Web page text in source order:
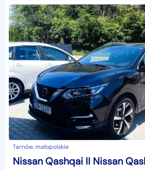
Tarnów, małopolskie
Nissan Qashqai II Nissan